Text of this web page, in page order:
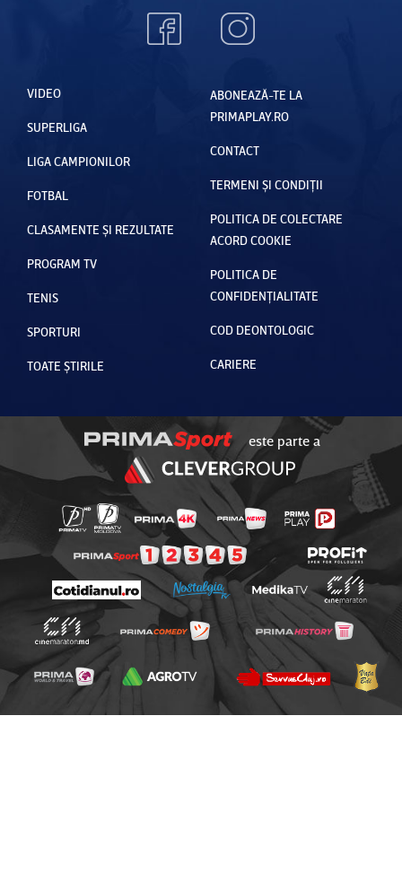
VIDEO
SUPERLIGA
LIGA CAMPIONILOR
FOTBAL
CLASAMENTE ȘI REZULTATE
PROGRAM TV
TENIS
SPORTURI
TOATE ȘTIRILE
ABONEAZĂ-TE LA
PRIMAPLAY.RO
CONTACT
TERMENI ȘI CONDIȚII
POLITICA DE COLECTARE
ACORD COOKIE
POLITICA DE
CONFIDENȚIALITATE
COD DEONTOLOGIC
CARIERE
este parte a